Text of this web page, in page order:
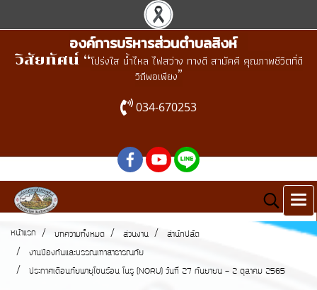
องค์การบริหารส่วนตำบลสิงห์
วิสัยทัศน์ “โปร่งใส น้ำไหล ไฟสว่าง ทางดี สามัคคี คุณภาพชีวิตที่ดี
วิถีพอเพียง”
034-670253
หน้าแรก บทความทั้งหมด ส่วนงาน สำนักปลัด
งานป้องกันและบรรณเทาสาธารณภัย
ประกาศเตือนภัยพายุโซนร้อน โนรู (NORU) วันที่ 27 กันยายน - 2 ตุลาคม 2565